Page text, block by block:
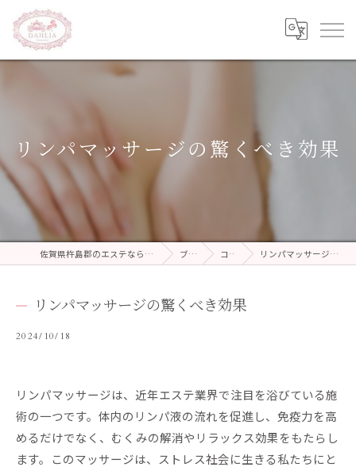
リンパマッサージの驚くべき効果
佐賀県杵島郡のエステならDAHLIA beauty salon ブログ コラム リンパマッサージの驚くべき効果
リンパマッサージの驚くべき効果
2024/10/18
リンパマッサージは、近年エステ業界で注目を浴びている施
術の一つです。体内のリンパ液の流れを促進し、免疫力を高
めるだけでなく、むくみの解消やリラックス効果をもたらし
ます。このマッサージは、ストレス社会に生きる私たちにと